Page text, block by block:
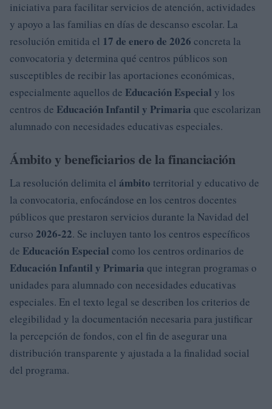
iniciativa para facilitar servicios de atención, actividades
y apoyo a las familias en días de descanso escolar. La
resolución emitida el 17 de enero de 2026 concreta la
convocatoria y determina qué centros públicos son
susceptibles de recibir las aportaciones económicas,
especialmente aquellos de Educación Especial y los
centros de Educación Infantil y Primaria que escolarizan
alumnado con necesidades educativas especiales.
Ámbito y beneficiarios de la financiación
La resolución delimita el ámbito territorial y educativo de
la convocatoria, enfocándose en los centros docentes
públicos que prestaron servicios durante la Navidad del
curso 2026-22. Se incluyen tanto los centros específicos
de Educación Especial como los centros ordinarios de
Educación Infantil y Primaria que integran programas o
unidades para alumnado con necesidades educativas
especiales. En el texto legal se describen los criterios de
elegibilidad y la documentación necesaria para justificar
la percepción de fondos, con el fin de asegurar una
distribución transparente y ajustada a la finalidad social
del programa.